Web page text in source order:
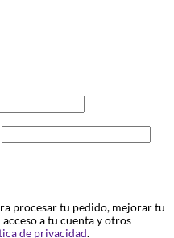
procesar tu pedido, mejorar tu
a tu cuenta y otros
de privacidad.